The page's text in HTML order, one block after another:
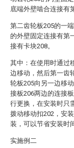
底端外壁啮合连接有
第二齿轮板205的一
的外壁固定连接有第
接有卡块208。
其中：在使用时通过
边移动，然后第一齿
轮板205向另一边移
接板206两边的连接
行更换，在安装时只
拨动移动扣202，安
装，可以节省安装时
实施例二